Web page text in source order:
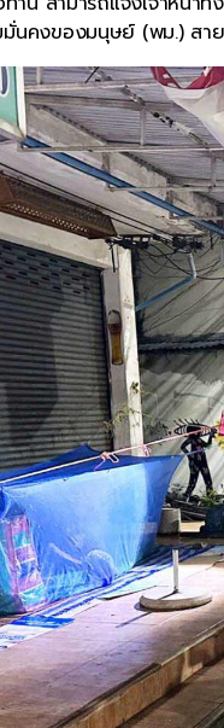
นคงของมนุษย์ (พม.) สา